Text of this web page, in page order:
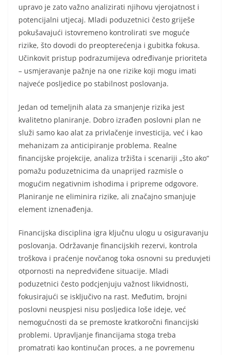
upravo je zato važno analizirati njihovu vjerojatnost i
potencijalni utjecaj. Mladi poduzetnici često griješe
pokušavajući istovremeno kontrolirati sve moguće
rizike, što dovodi do preopterećenja i gubitka fokusa.
Učinkovit pristup podrazumijeva određivanje prioriteta
– usmjeravanje pažnje na one rizike koji mogu imati
najveće posljedice po stabilnost poslovanja.
Jedan od temeljnih alata za smanjenje rizika jest
kvalitetno planiranje. Dobro izrađen poslovni plan ne
služi samo kao alat za privlačenje investicija, već i kao
mehanizam za anticipiranje problema. Realne
financijske projekcije, analiza tržišta i scenariji „što ako“
pomažu poduzetnicima da unaprijed razmisle o
mogućim negativnim ishodima i pripreme odgovore.
Planiranje ne eliminira rizike, ali značajno smanjuje
element iznenađenja.
Financijska disciplina igra ključnu ulogu u osiguravanju
poslovanja. Održavanje financijskih rezervi, kontrola
troškova i praćenje novčanog toka osnovni su preduvjeti
otpornosti na nepredviđene situacije. Mladi
poduzetnici često podcjenjuju važnost likvidnosti,
fokusirajući se isključivo na rast. Međutim, brojni
poslovni neuspjesi nisu posljedica loše ideje, već
nemogućnosti da se premoste kratkoročni financijski
problemi. Upravljanje financijama stoga treba
promatrati kao kontinučan proces, a ne povremenu